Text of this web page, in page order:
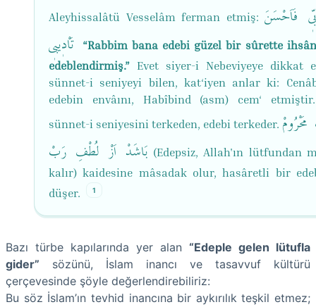
Aleyhissalâtü Vesselâm ferman etmiş: فَاَحْسَنَ
“Rabbim bana edebi güzel bir sûrette
edeblendirmiş.” Evet siyer-i Nebeviyeye dikkat
sünnet-i seniyeyi bilen, kat‘iyen anlar ki:
edebin envâını, Habîbind (asm) cem‘
sünnet-i seniyesini terkeden, edebi terkeder.
بَاشَدْ اَزْ لُطْفِ رَبْ (Edepsiz, Allah'ın lütfundan
kalır) kaidesine mâsadak olur, hasâretli bir
düşer.
1
Bazı türbe kapılarında yer alan “Edeple gelen lütufla
gider” sözünü, İslam inancı ve tasavvuf kültürü
çerçevesinde şöyle değerlendirebiliriz:
Bu söz İslam’ın tevhid inancına bir aykırılık teşkil etmez;